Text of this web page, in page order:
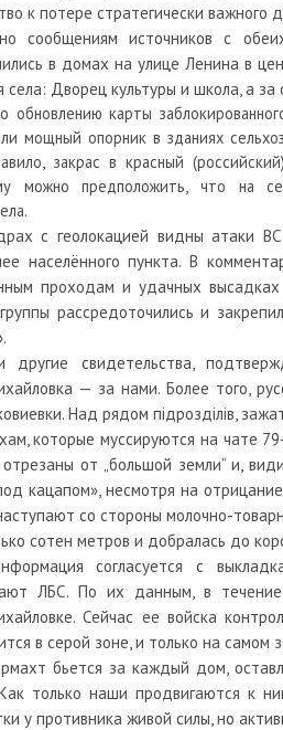
к потере стратегически важного
сообщениям источников с
в домах на улице Ленина в
села: Дворец культуры и школа, а
обновлению карты
мощный опорник в зданиях
закрас в красный
можно предположить, что на
с геолокацией видны атаки
населённого пункта. В
проходам и удачных
рассредоточились и
другие свидетельства,
— за нами. Более того,
Над рядом пiдроздiлiв,
которые муссируются на чате
от „большой земли“ и,
кацапом», несмотря на
со стороны молочно-
сотен метров и добралась до
согласуется с
ЛБС. По их данным, в течение
Сейчас ее войска
в серой зоне, и только на самом
бьется за каждый дом,
только наши продвигаются к
у противника живой силы, но